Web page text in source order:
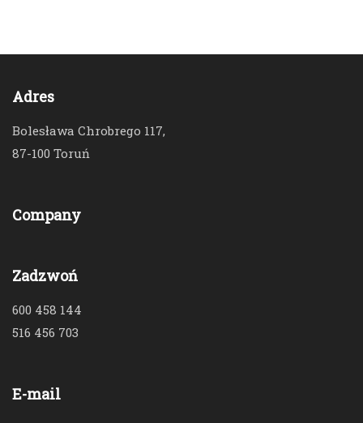
Adres
Bolesława Chrobrego 117,
87-100 Toruń
Company
Zadzwoń
600 458 144
516 456 703
E-mail